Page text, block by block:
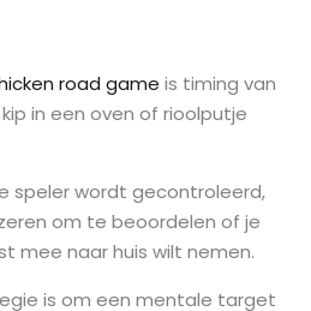
road game is timing van
in een oven of rioolputje
speler wordt gecontroleerd,
om te beoordelen of je
mee naar huis wilt nemen.
is om een mentale target